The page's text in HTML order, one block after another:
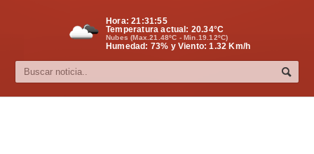
Cultura
Hora:21:31:56
Temperatura actual: 20.34°C
Nubes (Max.21.48ºC - Min.19.12ºC)
Humedad: 73% y Viento: 1.32 Km/h